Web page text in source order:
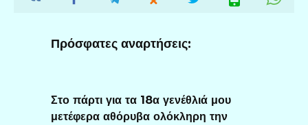
Πρόσφατες αναρτήσεις:
Στο πάρτι για τα 18α γενέθλιά μου
μετέφερα αθόρυβα ολόκληρη την